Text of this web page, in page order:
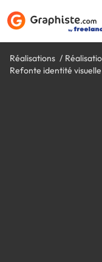
Réalisations
Refonte identité